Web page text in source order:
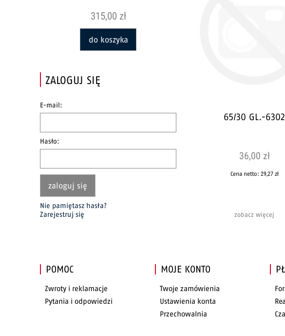
315,00 zł
do koszyka
ZALOGUJ SIĘ
E-mail:
Hasło:
zaloguj się
Nie pamiętasz hasła?
Zarejestruj się
65/30 GL.-6302
36,00 zł
Cena netto: 29,27 zł
zobacz więcej
POMOC
Zwroty i reklamacje
Pytania i odpowiedzi
MOJE KONTO
Twoje zamówienia
Ustawienia konta
Przechowalnia